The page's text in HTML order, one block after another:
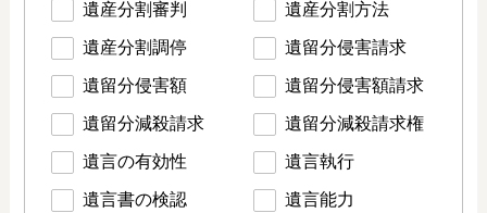
遺産分割審判 遺産分割方法
遺産分割調停 遺留分侵害請求
遺留分侵害額 遺留分侵害額請求
遺留分減殺請求 遺留分減殺請求権
遺言の有効性 遺言執行
遺言書の検認 遺言能力